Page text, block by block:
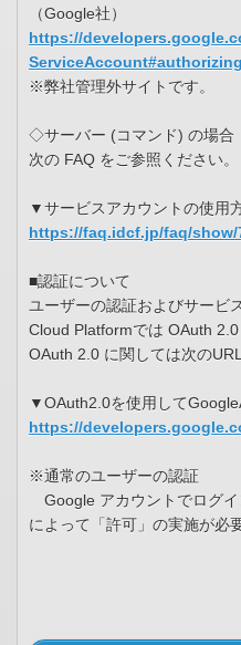
（Google社）
https://
※弊社管理外サイトです。
◇サーバー (コマンド) の場合
次の FAQ をご参照ください。
▼サービスアカウントの使用
https://faq.idcf.jp/faq/
■認証について
ユーザーの認証およびサービ
Cloud Platformでは OAuth 2.0
OAuth 2.0 に関しては次の
▼OAuth2.0を使用して
https://
※通常のユーザーの認証
Google アカウントでログ
によって「許可」の実施が必